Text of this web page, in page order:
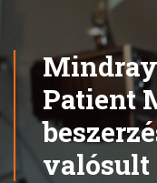
Patient
valósult